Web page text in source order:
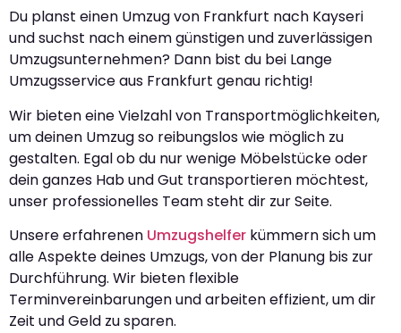
Du planst einen Umzug von Frankfurt nach Kayseri
und suchst nach einem günstigen und zuverlässigen
Umzugsunternehmen? Dann bist du bei Lange
Umzugsservice aus Frankfurt genau richtig!
Wir bieten eine Vielzahl von Transportmöglichkeiten,
um deinen Umzug so reibungslos wie möglich zu
gestalten. Egal ob du nur wenige Möbelstücke oder
dein ganzes Hab und Gut transportieren möchtest,
unser professionelles Team steht dir zur Seite.
Unsere erfahrenen Umzugshelfer kümmern sich um
alle Aspekte deines Umzugs, von der Planung bis zur
Durchführung. Wir bieten flexible
Terminvereinbarungen und arbeiten effizient, um dir
Zeit und Geld zu sparen.